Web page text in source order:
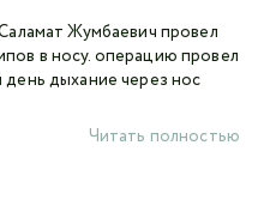
Жумбаевич провел
в носу. операцию провел
дыхание через нос
Читать полностью